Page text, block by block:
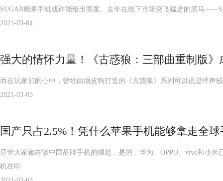
SUGAR糖果手机或许能给出答案。去年在线下市场突飞猛进的黑马
2021-03-04
强大的情怀力量！《古惑狼：三部曲重制版
而在玩家们的心中，曾经由顽皮狗打造的《古惑狼》系列可以说是呼声
2021-03-03
国产只占2.5%！凭什么苹果手机能够拿走全
尽管大家都在谈中国品牌手机的崛起，是的，华为、OPPO、vivo和小
机在印